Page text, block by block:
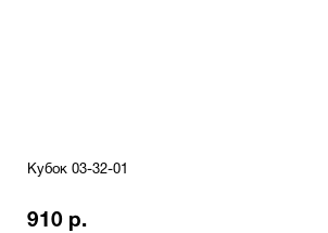
Кубок 03-32-01
910 р.